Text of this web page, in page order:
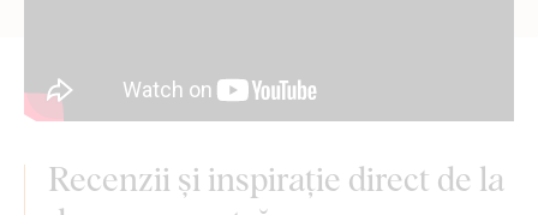
Recenzii și inspirație direct de la